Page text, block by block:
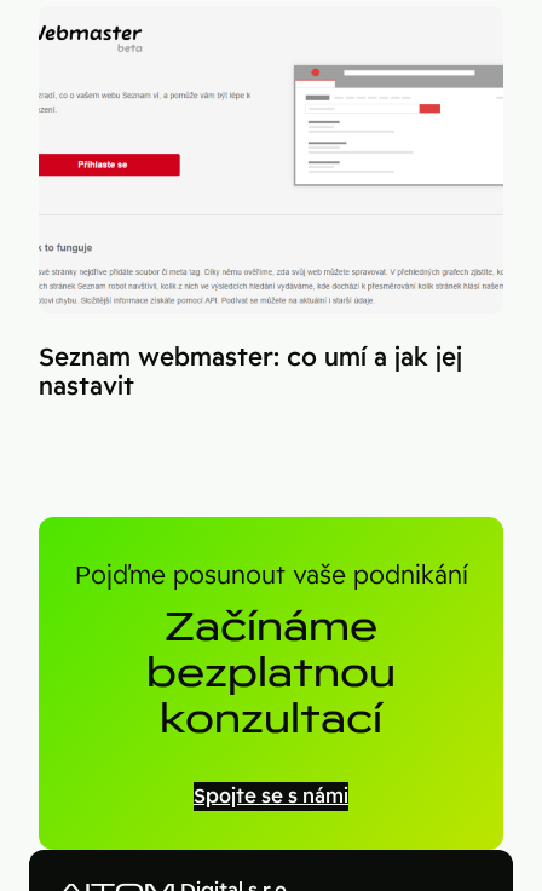
Seznam webmaster: co umí a jak jej
nastavit
Pojďme posunout vaše podnikání
Začínáme
bezplatnou
konzultací
Spojte se s námi